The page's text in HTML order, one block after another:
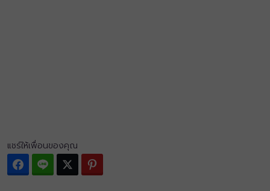
แชร์ให้เพื่อนของคุณ
Facebook
Line Twitter